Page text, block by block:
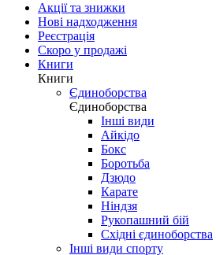
Акції та знижки
Нові надходження
Реєстрація
Скоро у продажі
Книги
Книги
Єдиноборства
Єдиноборства
Інші види
Айкідо
Бокс
Боротьба
Дзюдо
Карате
Ніндзя
Рукопашний бій
Східні єдиноборства
Інші види спорту